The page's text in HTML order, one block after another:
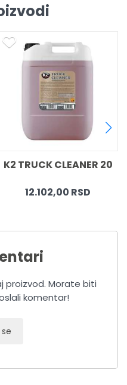
20
K2 TURBO
7.663,20
proizvod. Morate biti
komentar!